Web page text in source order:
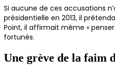
Si aucune de ces accusations
présidentielle en 2013, il
Point, il affirmait même «
fortunés.
Une grève de la faim